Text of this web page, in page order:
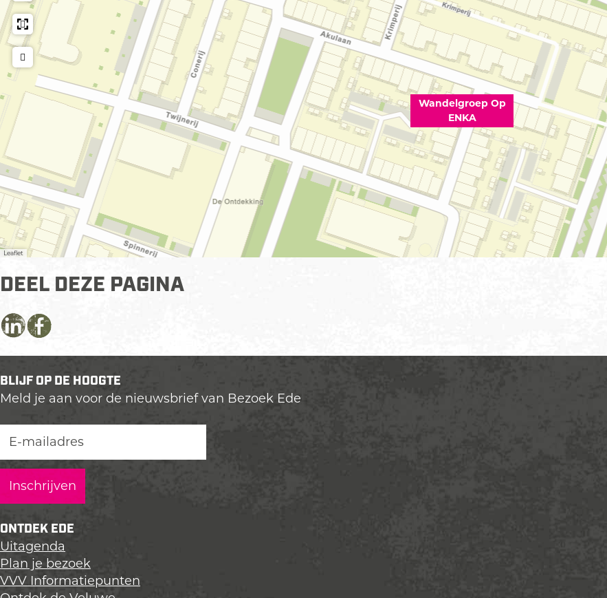
Wandelgroep Op
ENKA
Leaflet
DEEL DEZE PAGINA
D
l
d
z
p
a
g
i
n
a
o
p
D
l
d
z
p
a
g
i
a
o
p
l
d
z
p
a
g
i
a
o
p
BLIJF OP DE HOOGTE
Meld je aan voor de nieuwsbrief van Bezoek Ede
ONTDEK EDE
Uitagenda
Plan je bezoek
VVV Informatiepunten